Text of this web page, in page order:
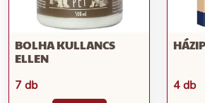
BOLHA KULLANCS
ELLEN
7 db 4 db